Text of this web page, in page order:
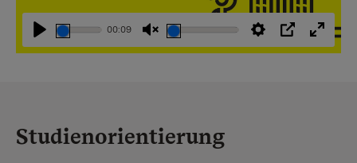
Abspielen
00:09
StummschaltungEinstellungen
PIP
Studienorientierung